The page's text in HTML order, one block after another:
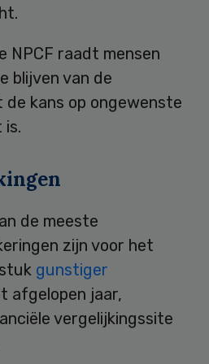
raadt mensen
blijven van de
kans op ongewenste
is.
de meeste
zijn voor het
gunstiger
afgelopen jaar,
vergelijkingssite